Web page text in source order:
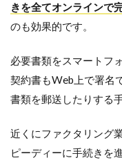
きを全てオンラインで
のも効果的です。
必要書類をスマートフ
契約書もWeb上で署名
書類を郵送したりする
近くにファクタリング
ピーディーに手続きを